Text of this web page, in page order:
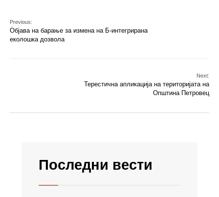
Previous:
Објава на барање за измена на Б-интегрирана
еколошка дозвола
Next:
Терестична апликација на територијата на
Општина Петровец
Последни вести